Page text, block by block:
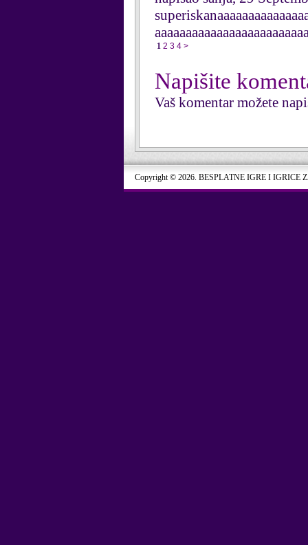
1 2 3 4 >
Napišite
Vaš komentar možete
Copyright © 2026. BESPLATNE IGRE I IGRICE